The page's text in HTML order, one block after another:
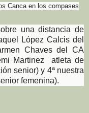
Canca en los compases
una distancia de
López Calcis del
Chaves del CA
Martinez atleta de
senior) y 4ª nuestra
femenina).